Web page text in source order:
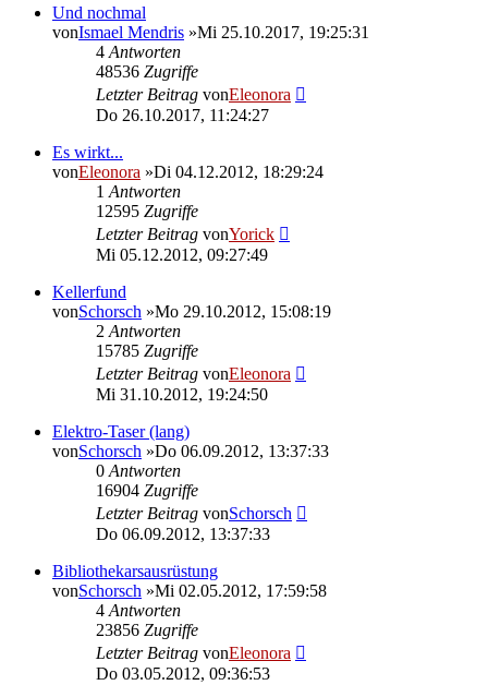
Und nochmal
vonIsmael Mendris »Mi 25.10.2017, 19:25:31
4 Antworten
48536 Zugriffe
Letzter Beitrag vonEleonora
Do 26.10.2017, 11:24:27
Es wirkt...
vonEleonora »Di 04.12.2012, 18:29:24
1 Antworten
12595 Zugriffe
Letzter Beitrag vonYorick
Mi 05.12.2012, 09:27:49
Kellerfund
vonSchorsch »Mo 29.10.2012, 15:08:19
2 Antworten
15785 Zugriffe
Letzter Beitrag vonEleonora
Mi 31.10.2012, 19:24:50
Elektro-Taser (lang)
vonSchorsch »Do 06.09.2012, 13:37:33
0 Antworten
16904 Zugriffe
Letzter Beitrag vonSchorsch
Do 06.09.2012, 13:37:33
Bibliothekarsausrüstung
vonSchorsch »Mi 02.05.2012, 17:59:58
4 Antworten
23856 Zugriffe
Letzter Beitrag vonEleonora
Do 03.05.2012, 09:36:53